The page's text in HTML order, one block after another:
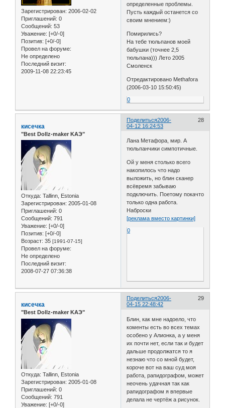
Зарегистрирован: 2006-02-02
Приглашений: 0
Сообщений: 53
Уважение: [+0/-0]
Позитив: [+0/-0]
Провел на форуме:
Не определено
Последний визит:
2009-11-08 22:23:45
определенные проблемы.
Пусть каждый останется со
своим мнением:)
Помирились?
На тебе тюльпанов моей
бабушки (точнее 2,5
тюльпана))) Лето 2005
Смоленск
Отредактировано Methafora
(2006-03-10 15:50:45)
0
Поделиться 28
2006-
04-12 16:24:53
кисечка
"Best Dollz-maker KAЭ"
Откуда: Tallinn, Estonia
Зарегистрирован: 2005-01-08
Приглашений: 0
Сообщений: 791
Уважение: [+0/-0]
Позитив: [+0/-0]
Возраст: 35 [1991-07-15]
Провел на форуме:
Не определено
Последний визит:
2008-07-27 07:36:38
Лана Метафора, мир. А
тюльпанчики симпотичные.
Ой у меня столько всего
накопилось что надо
выложить, но блин сканер
всёвремя забываю
подключить. Поетому покачто
только одна работа.
Наброски
[реклама вместо картинки]
0
Поделиться 29
2006-
04-15 22:48:42
кисечка
"Best Dollz-maker KAЭ"
Откуда: Tallinn, Estonia
Зарегистрирован: 2005-01-08
Приглашений: 0
Сообщений: 791
Уважение: [+0/-0]
Блин, как мне надоело, что
коменты есть во всех темах
особено у Алионка, а у меня
их почти нет, если так и будет
дальше продолжатся то я
незнаю что со мной будет,
короче вот на ваш суд моя
работа, рапидографом, может
неочень удачная так как
рапидографом я впервые
делала не чертёж а рисунок.